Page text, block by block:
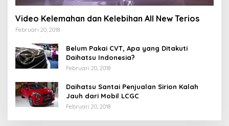
Video Kelemahan dan Kelebihan All New Terios
Februari 20, 2018
Belum Pakai CVT, Apa yang Ditakuti
Daihatsu Indonesia?
Februari 20, 2018
Daihatsu Santai Penjualan Sirion Kalah
Jauh dari Mobil LCGC
Februari 20, 2018